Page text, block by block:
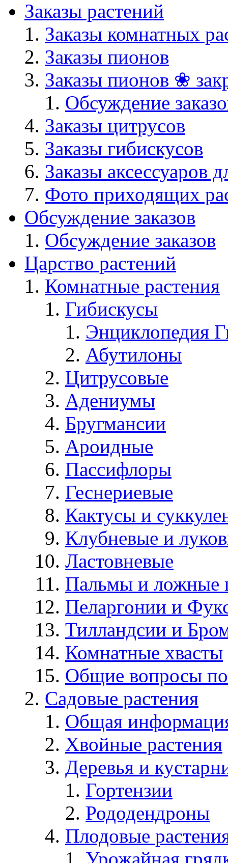
Заказы растений
Заказы комнатных
Заказы пионов
Заказы пионов ❀
Обсуждение
Заказы цитрусов
Заказы гибискусов
Заказы аксессуаров
Фото приходящих
Обсуждение заказов
Обсуждение заказов
Царство растений
Комнатные растения
Гибискусы
Энциклопедия
Абутилоны
Цитрусовые
Адениумы
Бругмансии
Ароидные
Пассифлоры
Геснериевые
Кактусы и
Клубневые и
Ластовневые
Пальмы и ложные
Пеларгонии и
Тилландсии и
Комнатные хвасты
Общие вопросы
Садовые растения
Общая
Хвойные растения
Деревья и
Гортензии
Рододендроны
Плодовые